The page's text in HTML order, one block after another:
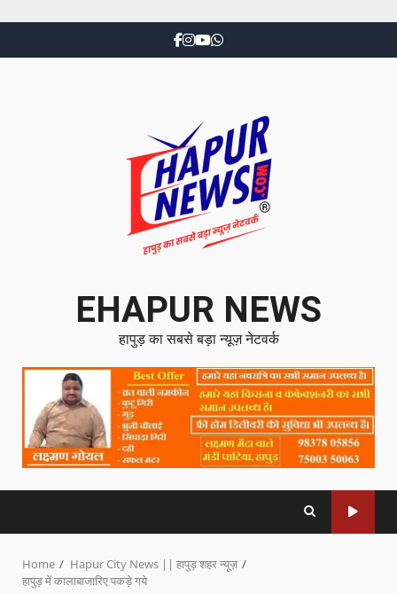
EHAPUR NEWS
हापुड़ का सबसे बड़ा न्यूज़ नेटवर्क
Home
Hapur City News || हापुड़ शहर न्यूज़
हापुड़ में कालाबाजारिए पकड़े गये